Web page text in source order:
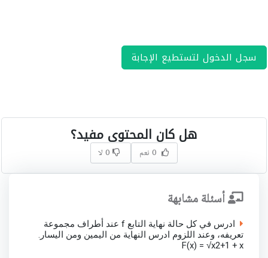
سجل الدخول لتستطيع الإجابة
هل كان المحتوى مفيد؟
0 نعم 0 لا
أسئلة مشابهة
ادرس في كل حالة نهاية التابع f عند أطراف مجموعة
تعريفه، وعند اللزوم ادرس النهاية من اليمين ومن اليسار.
F(x) = √x2+1 + x